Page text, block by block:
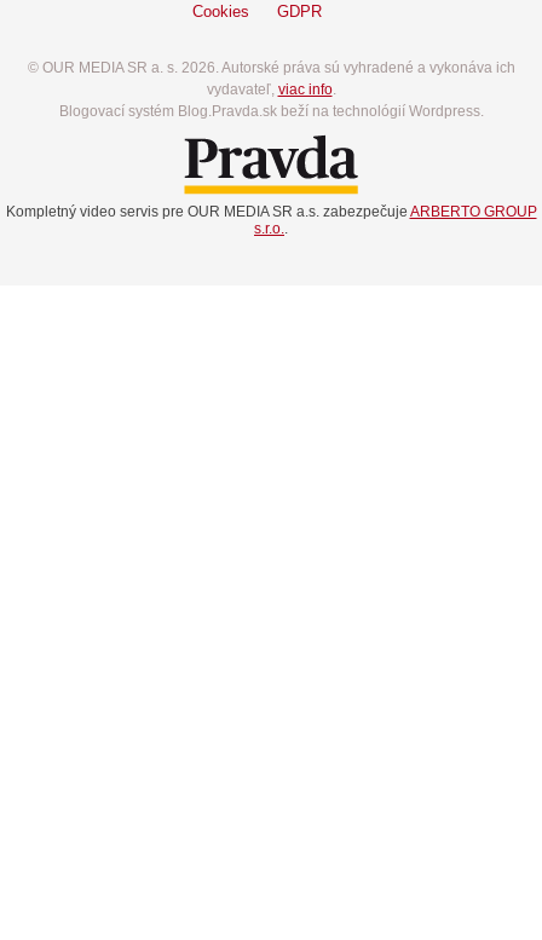
Cookies GDPR
© OUR MEDIA SR a. s. 2026. Autorské práva sú vyhradené a vykonáva ich
vydavateľ, viac info.
Blogovací systém Blog.Pravda.sk beží na technológií Wordpress.
Kompletný video servis pre OUR MEDIA SR a.s. zabezpečuje ARBERTO GROUP
s.r.o.